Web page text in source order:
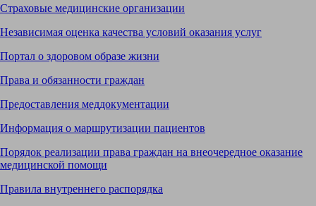
Страховые медицинские организации
Независимая оценка качества условий оказания услуг
Портал о здоровом образе жизни
Права и обязанности граждан
Предоставления меддокументации
Информация о маршрутизации пациентов
Порядок реализации права граждан на внеочередное оказание
медицинской помощи
Правила внутреннего распорядка